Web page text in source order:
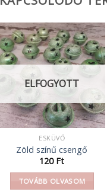
ELFOGYOTT
ESKÜVŐ
Zöld színű csengő
120 Ft
TOVÁBB OLVASOM